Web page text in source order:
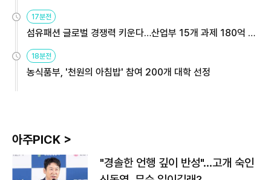
17분전
섬유패션 글로벌 경쟁력 키운다…산업부 15개 과제 180억 지
18분전
농식품부, '천원의 아침밥' 참여 200개 대학 선정
아주PICK >
"경솔한 언행 깊이 반성"…고개 숙인